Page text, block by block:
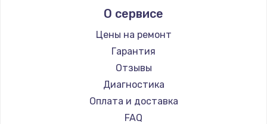
Ремонт капиллярной трубки
Заказать
Заказать
Lexmark
Sharp
TSC
Fujitsu
Godex
О сервисе
Цены на ремонт
Гарантия
Отзывы
Диагностика
Оплата и доставка
FAQ